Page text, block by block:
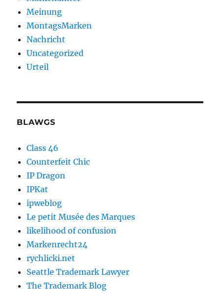
Meinung
MontagsMarken
Nachricht
Uncategorized
Urteil
BLAWGS
Class 46
Counterfeit Chic
IP Dragon
IPKat
ipweblog
Le petit Musée des Marques
likelihood of confusion
Markenrecht24
rychlicki.net
Seattle Trademark Lawyer
The Trademark Blog